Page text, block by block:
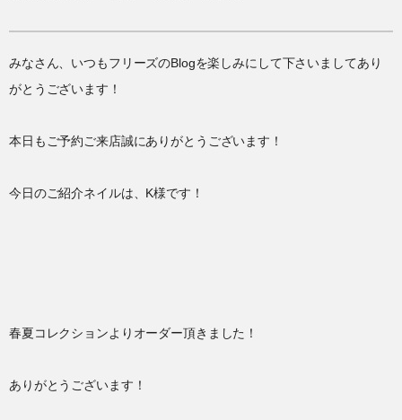
みなさん、いつもフリーズのBlogを楽しみにして下さいましてあり
がとうございます！
本日もご予約ご来店誠にありがとうございます！
今日のご紹介ネイルは、K様です！
春夏コレクションよりオーダー頂きました！
ありがとうございます！